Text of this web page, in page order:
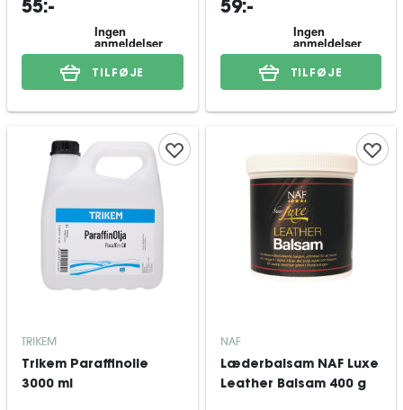
55:-
TILFØJE
59:-
TILFØJE
TRIKEM
Trikem Paraffinolie
3000 ml
NAF
Læderbalsam NAF Luxe
Leather Balsam 400 g